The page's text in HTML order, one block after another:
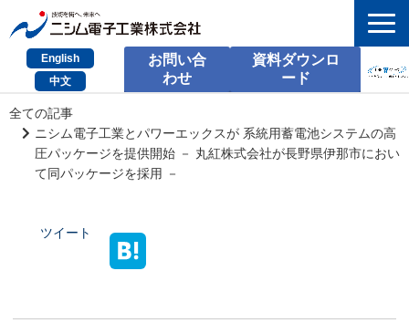
English
中文
お問い合
わせ
資料ダウンロ
ード
検索
全ての記事
ニシム電子工業とパワーエックスが 系統用蓄電池システムの高
圧パッケージを提供開始 － 丸紅株式会社が長野県伊那市におい
て同パッケージを採用 －
ツイート